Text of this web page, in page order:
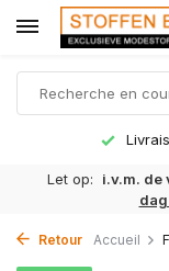
Let op: i.v.m. de
Retour Accueil